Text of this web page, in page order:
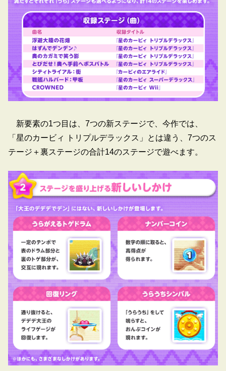
新要素の1つ目は、7つの新ステージで、今作では、
「星のカービィ トリプルデラックス」とは違う、7つのス
テージ＋裏ステージの合計14のステージで遊べます。